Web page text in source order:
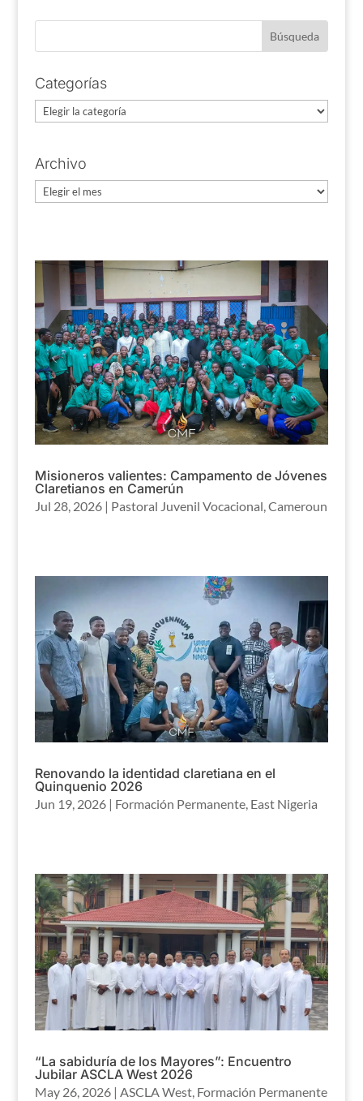
Categorías
Categorías
Archivo
Archivo
Misioneros valientes: Campamento de Jóvenes
Claretianos en Camerún
Jul 28, 2026| Pastoral Juvenil Vocacional,Cameroun
Renovando la identidad claretiana en el
Quinquenio 2026
Jun 19, 2026| Formación Permanente, East Nigeria
“La sabiduría de los Mayores”: Encuentro
Jubilar ASCLA West 2026
May 26, 2026| ASCLA West, Formación Permanente